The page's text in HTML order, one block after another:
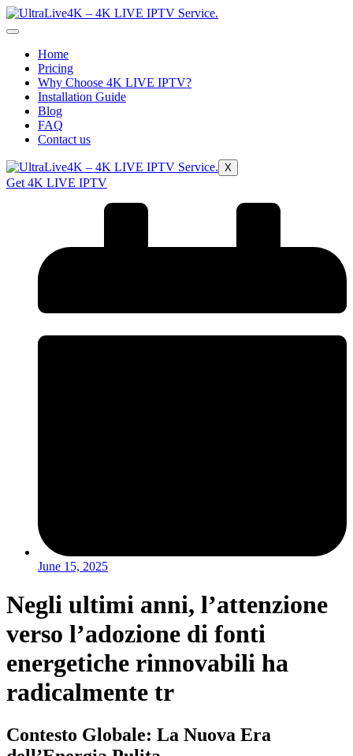
Home
Pricing
Why Choose 4K LIVE IPTV?
Installation Guide
Blog
FAQ
Contact us
X
Get 4K LIVE IPTV
June 15, 2025
Negli ultimi anni, l’attenzione
verso l’adozione di fonti
energetiche rinnovabili ha
radicalmente tr
Contesto Globale: La Nuova Era